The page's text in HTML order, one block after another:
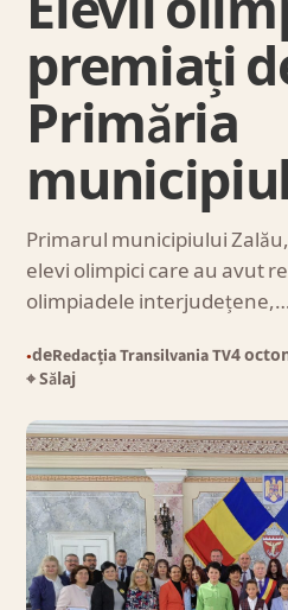
premiați
Primăria
Primarul municipiului
elevi olimpici care au avut
olimpiadele interjudețene,…
●deRedacția Transilvania TV4
⌖ Sălaj